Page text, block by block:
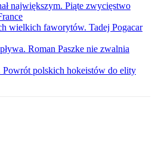
największym. Piąte zwycięstwo
wielkich faworytów. Tadej Pogacar
Roman Paszke nie zwalnia
Powrót polskich hokeistów do elity